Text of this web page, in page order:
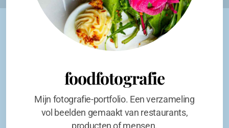
foodfotografie
Mijn fotografie-portfolio. Een verzameling
vol beelden gemaakt van restaurants,
producten of mensen.